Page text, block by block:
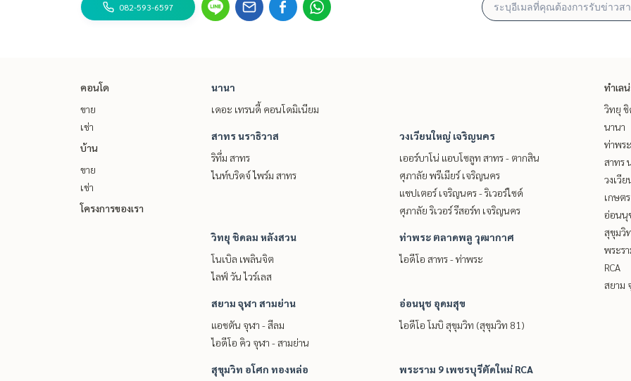
082-593-6597
คอนโด
ขาย
เช่า
บ้าน
ขาย
เช่า
โครงการของเรา
นานา
เดอะ เทรนดี้ คอนโดมิเนียม
สาทร นราธิวาส
ริทึ่ม สาทร
ไนท์บริดจ์ ไพร์ม สาทร
วงเวียนใหญ่ เจริญนคร
เออร์บาโน่ แอบโซลูท สาทร - ตากสิน
ศุภาลัย พรีเมียร์ เจริญนคร
แชปเตอร์ เจริญนคร - ริเวอร์ไซด์
ศุภาลัย ริเวอร์ รีสอร์ท เจริญนคร
วิทยุ ชิดลม หลังสวน
โนเบิล เพลินจิต
ไลฟ์ วัน ไวร์เลส
ท่าพระ ตลาดพลู วุฒากาศ
ไอดีโอ สาทร - ท่าพระ
สยาม จุฬา สามย่าน
แอชตัน จุฬา - สีลม
ไอดีโอ คิว จุฬา - สามย่าน
อ่อนนุช อุดมสุข
ไอดีโอ โมบิ สุขุมวิท (สุขุมวิท 81)
สุขุมวิท อโศก ทองหล่อ พระราม 9 เพชรบุรีตัดใหม่ RCA
ทำเล
วิทยุ
นานา
ท่าพร
สาทร
วงเวี
เกษต
อ่อนนุ
สุขุมวิ
พระร
RCA
สยาม